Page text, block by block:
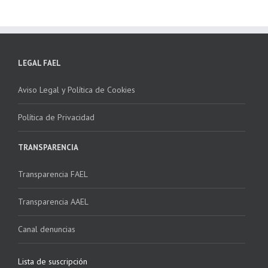
LEGAL FAEL
Aviso Legal y Política de Cookies
Política de Privacidad
TRANSPARENCIA
Transparencia FAEL
Transparencia AAEL
Canal denuncias
Lista de suscripción